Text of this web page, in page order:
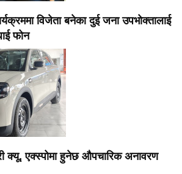
विजेता बनेका दुई जना उपभोक्तालाई
फोन
क्यू, एक्स्पोमा हुनेछ औपचारिक अनावरण